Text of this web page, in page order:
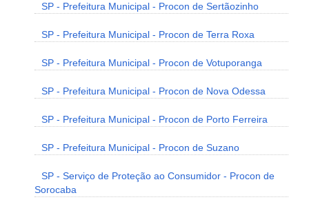
SP - Prefeitura Municipal - Procon de Sertãozinho
SP - Prefeitura Municipal - Procon de Terra Roxa
SP - Prefeitura Municipal - Procon de Votuporanga
SP - Prefeitura Municipal - Procon de Nova Odessa
SP - Prefeitura Municipal - Procon de Porto Ferreira
SP - Prefeitura Municipal - Procon de Suzano
SP - Serviço de Proteção ao Consumidor - Procon de
Sorocaba